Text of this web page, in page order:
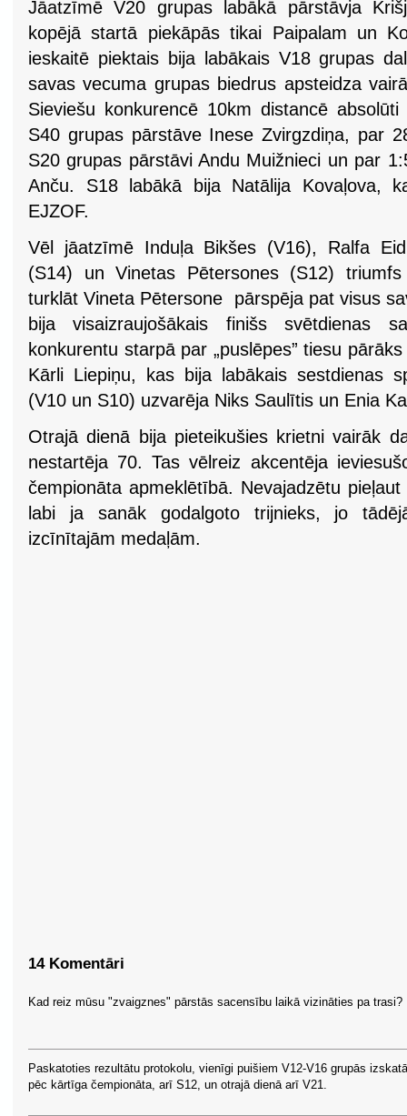
Jāatzīmē V20 grupas labākā pārstāvja
kopējā startā piekāpās tikai Paipalam un
ieskaitē piektais bija labākais V18 grupas
savas vecuma grupas biedrus apsteidza
Sieviešu konkurencē 10km distancē
S40 grupas pārstāve Inese Zvirgzdiņa, par
S20 grupas pārstāvi Andu Muižnieci un par
Anču. S18 labākā bija Natālija Kovaļova,
EJZOF.
Vēl jāatzīmē Induļa Bikšes (V16), Ralfa
(S14) un Vinetas Pētersones (S12)
turklāt Vineta Pētersone pārspēja pat visus
bija visaizraujošākais finišs svētdienas
konkurentu starpā par „puslēpes” tiesu
Kārli Liepiņu, kas bija labākais sestdienas
(V10 un S10) uzvarēja Niks Saulītis un Enia
Otrajā dienā bija pieteikušies krietni vairāk
nestartēja 70. Tas vēlreiz akcentēja
čempionāta apmeklētībā. Nevajadzētu
labi ja sanāk godalgoto trijnieks, jo
izcīnītajām medaļām.
14 Komentāri
Kad reiz mūsu "zvaigznes" pārstās sacensību laikā vizināties pa trasi?
Paskatoties rezultātu protokolu, vienīgi puišiem V12-V16 grupās
pēc kārtīga čempionāta, arī S12, un otrajā dienā arī V21.